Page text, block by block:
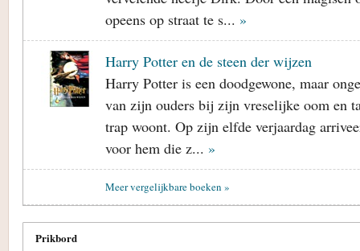
opeens op straat te s... »
Harry Potter en de steen der wijzen
Harry Potter is een doodgewone, maar
van zijn ouders bij zijn vreselijke oom en
trap woont. Op zijn elfde verjaardag
voor hem die z... »
Meer vergelijkbare boeken »
Prikbord